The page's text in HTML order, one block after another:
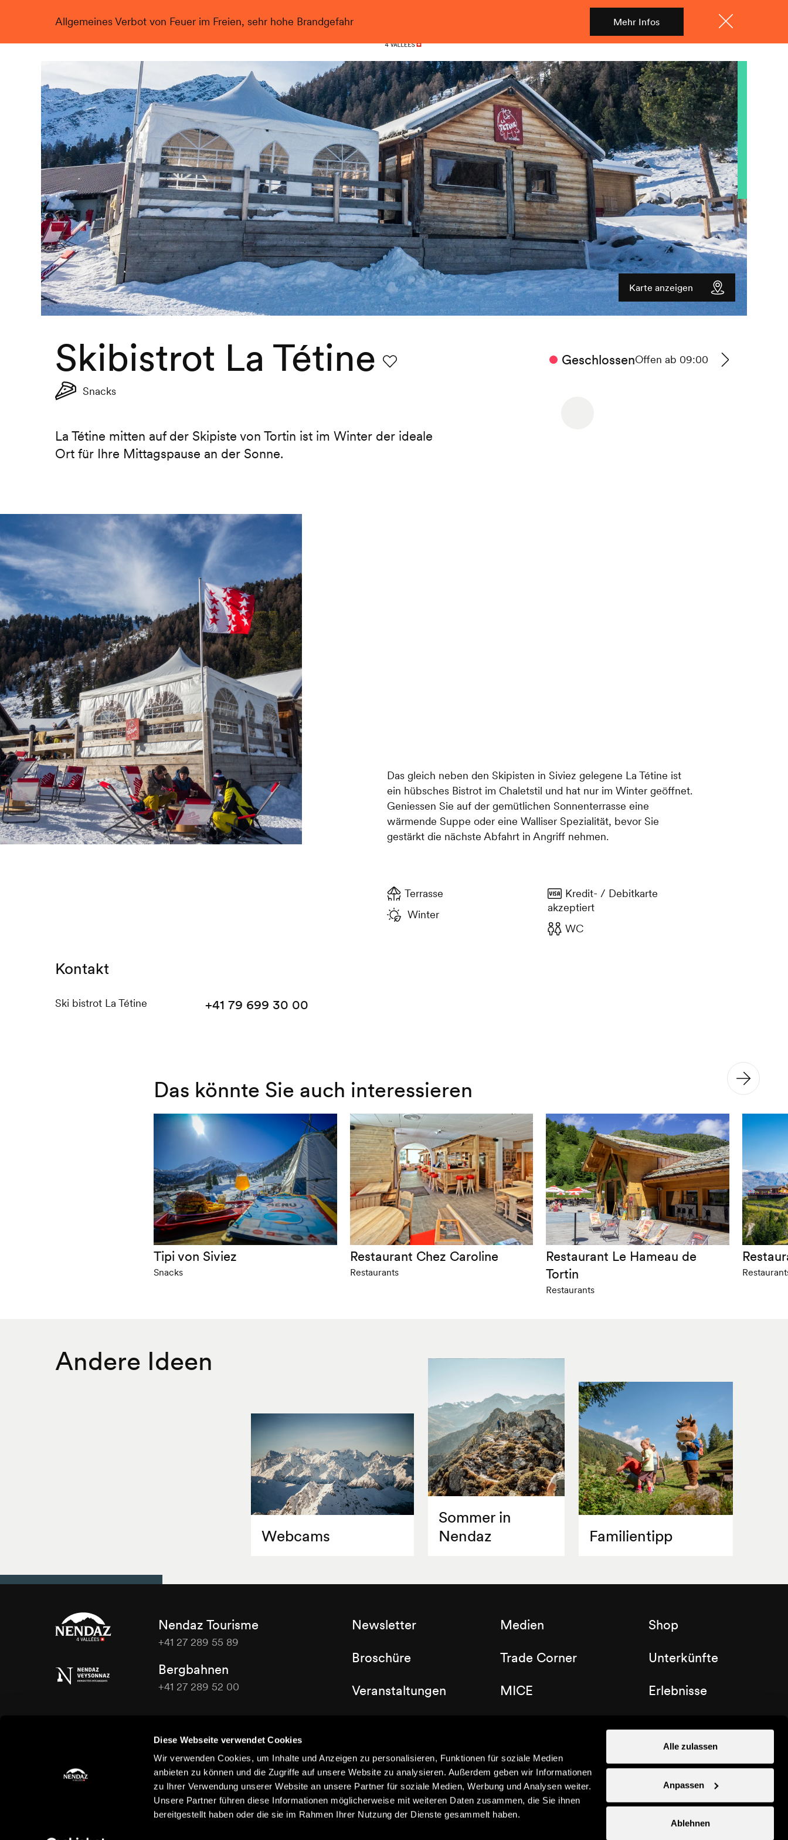
Allgemeines Verbot von Feuer im Freien, sehr hohe Brandgefahr Mehr Infos
Diese Webseite verwendet Cookies
Wir verwenden Cookies, um Inhalte und Anzeigen zu personalisieren, Funktionen für soziale Medien
anbieten zu können und die Zugriffe auf unsere Website zu analysieren. Außerdem geben wir Informationen
zu Ihrer Verwendung unserer Website an unsere Partner für soziale Medien, Werbung und Analysen weiter.
Unsere Partner führen diese Informationen möglicherweise mit weiteren Daten zusammen, die Sie ihnen
bereitgestellt haben oder die sie im Rahmen Ihrer Nutzung der Dienste gesammelt haben.
Alle zulassen
Anpassen
Ablehnen
Nendaz
Menü
Shop
Live
Karte anzeigen
Skibistrot La Tétine
Snacks
La Tétine mitten auf der Skipiste von Tortin ist im Winter der ideale
Ort für Ihre Mittagspause an der Sonne.
GeschlossenOffen ab 09:00
Das gleich neben den Skipisten in Siviez gelegene La Tétine ist
ein hübsches Bistrot im Chaletstil und hat nur im Winter geöffnet.
Geniessen Sie auf der gemütlichen Sonnenterrasse eine
wärmende Suppe oder eine Walliser Spezialität, bevor Sie
gestärkt die nächste Abfahrt in Angriff nehmen.
Terrasse
Winter
Kredit- / Debitkarte
akzeptiert
WC
Kontakt
Ski bistrot La Tétine +41 79 699 30 00
Das könnte Sie auch interessieren
Tipi von Siviez
Snacks
Restaurant Chez Caroline
Restaurants
Restaurant Le Hameau de
Tortin
Restaurants
Andere Ideen
Webcams
Sommer in
Nendaz
Familientipp
Tourisme
Nendaz Tourisme
+41 27 289 55 89
Bergbahnen
+41 27 289 52 00
Kontaktieren Sie uns
Newsletter
Broschüre
Veranstaltungen
Dorfplan
Medien
Trade Corner
MICE
Shop
Unterkünfte
Erlebnisse